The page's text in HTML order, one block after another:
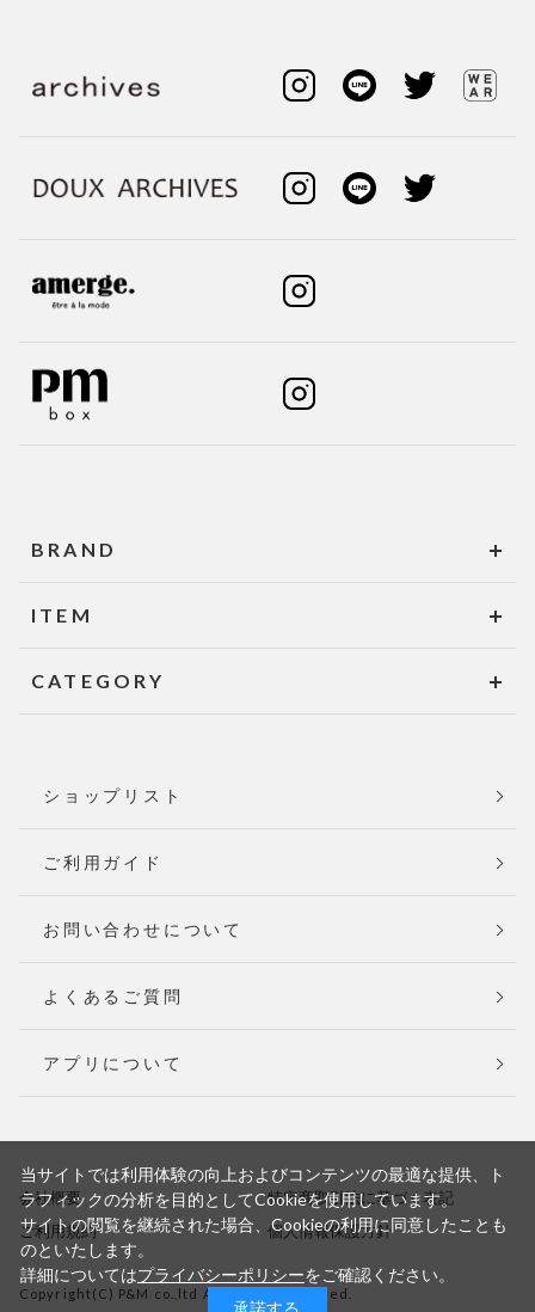
BRAND
ITEM
CATEGORY
ショップリスト
ご利用ガイド
お問い合わせについて
よくあるご質問
アプリについて
会社概要
特定商取引法に基づく表記
ご利用規約
個人情報保護方針
Copyright(C) P&M co.,ltd All Rights Reserved.
当サイトでは利用体験の向上およびコンテンツの最適な提供、ト
ラフィックの分析を目的としてCookieを使用しています。
サイトの閲覧を継続された場合、Cookieの利用に同意したことも
のといたします。
詳細についてはプライバシーポリシーをご確認ください。